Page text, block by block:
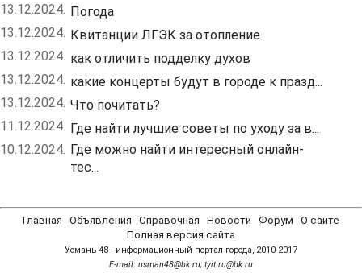
13.12.2024. Погода
13.12.2024. Квитанции ЛГЭК за отопление
13.12.2024. как отличить подделку духов
13.12.2024. какие концерты будут в городе к празд...
13.12.2024. Что почитать?
11.12.2024. Где найти лучшие советы по уходу за в...
10.12.2024. Где можно найти интересный онлайн-
тес...
Главная Объявления Справочная Новости Форум
О сайте
Полная версия сайта
Усмань 48 - информационный портал города, 2010-2017
Е-mail: usman48@bk.ru; tyit.ru@bk.ru